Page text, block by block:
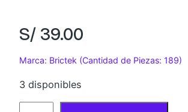
S/ 39.00
Marca: Brictek (Cantidad de Piezas: 189)
3 disponibles